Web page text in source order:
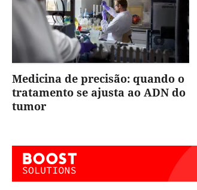
Medicina de precisão: quando o
tratamento se ajusta ao ADN do
tumor